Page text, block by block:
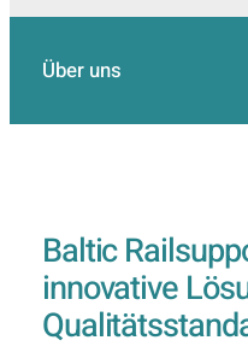
Über uns
Baltic
innovative